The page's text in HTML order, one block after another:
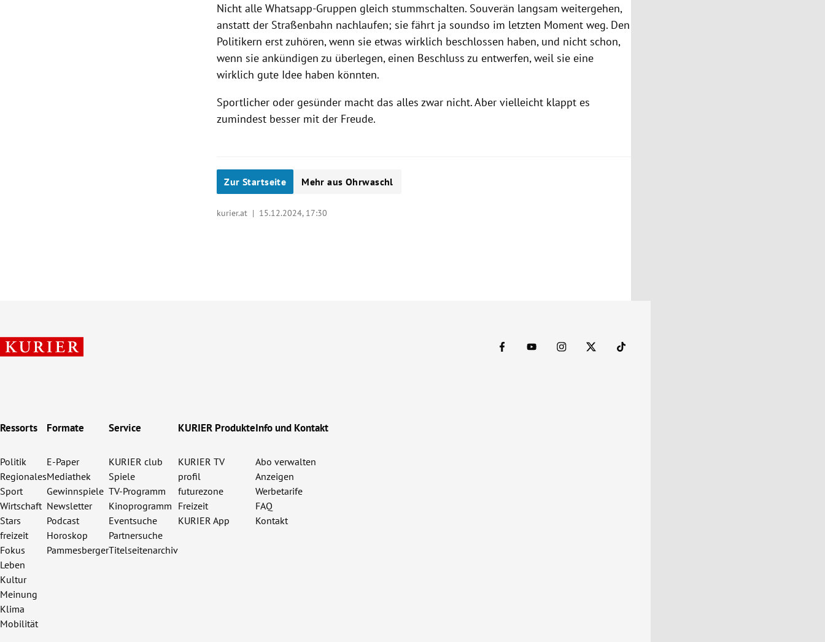
Nicht alle Whatsapp-Gruppen gleich stummschalten. Souverän langsam weitergehen,
anstatt der Straßenbahn nachlaufen; sie fährt ja soundso im letzten Moment weg. Den
Politikern erst zuhören, wenn sie etwas wirklich beschlossen haben, und nicht schon,
wenn sie ankündigen zu überlegen, einen Beschluss zu entwerfen, weil sie eine
wirklich gute Idee haben könnten.
Sportlicher oder gesünder macht das alles zwar nicht. Aber vielleicht klappt es
zumindest besser mit der Freude.
Zur Startseite Mehr aus Ohrwaschl
kurier.at | 15.12.2024, 17:30
Ressorts
Politik
Regionales
Sport
Wirtschaft
Stars
freizeit
Fokus
Leben
Kultur
Meinung
Klima
Mobilität
Formate
E-Paper
Mediathek
Gewinnspiele
Newsletter
Podcast
Horoskop
Pammesberger
Service
KURIER club
Spiele
TV-Programm
Kinoprogramm
Eventsuche
Partnersuche
Titelseitenarchiv
KURIER Produkte
KURIER TV
profil
futurezone
Freizeit
KURIER App
Info und Kontakt
Abo verwalten
Anzeigen
Werbetarife
FAQ
Kontakt